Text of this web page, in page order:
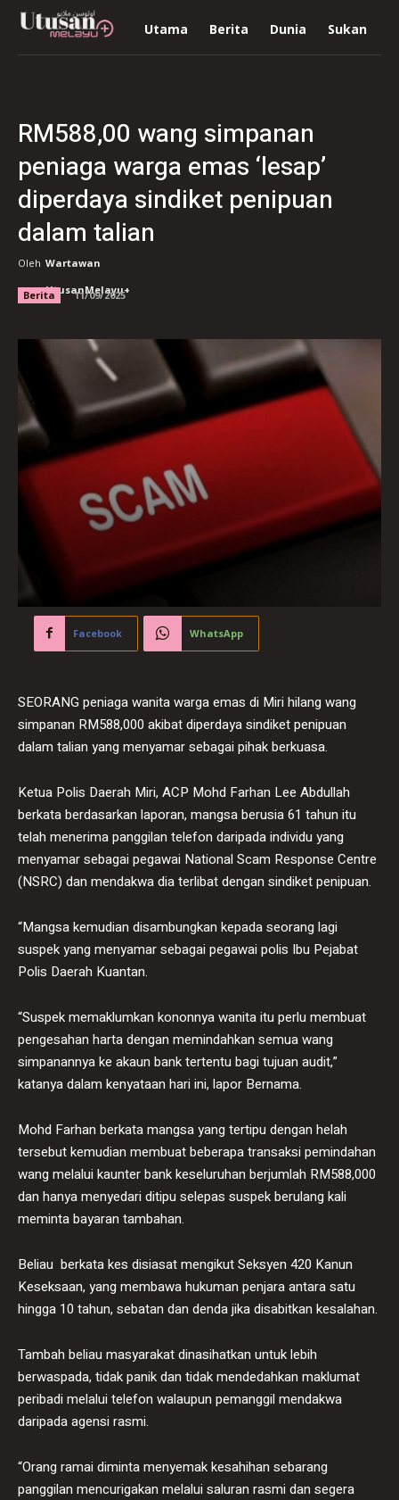
Utama Berita Dunia Sukan
RM588,00 wang simpanan
peniaga warga emas ‘lesap’
diperdaya sindiket penipuan
dalam talian
Oleh Wartawan
UtusanMelayu+
Berita 11/09/2025
Facebook WhatsApp
SEORANG peniaga wanita warga emas di Miri hilang wang
simpanan RM588,000 akibat diperdaya sindiket penipuan
dalam talian yang menyamar sebagai pihak berkuasa.
Ketua Polis Daerah Miri, ACP Mohd Farhan Lee Abdullah
berkata berdasarkan laporan, mangsa berusia 61 tahun itu
telah menerima panggilan telefon daripada individu yang
menyamar sebagai pegawai National Scam Response Centre
(NSRC) dan mendakwa dia terlibat dengan sindiket penipuan.
“Mangsa kemudian disambungkan kepada seorang lagi
suspek yang menyamar sebagai pegawai polis Ibu Pejabat
Polis Daerah Kuantan.
“Suspek memaklumkan kononnya wanita itu perlu membuat
pengesahan harta dengan memindahkan semua wang
simpanannya ke akaun bank tertentu bagi tujuan audit,”
katanya dalam kenyataan hari ini, lapor Bernama.
Mohd Farhan berkata mangsa yang tertipu dengan helah
tersebut kemudian membuat beberapa transaksi pemindahan
wang melalui kaunter bank keseluruhan berjumlah RM588,000
dan hanya menyedari ditipu selepas suspek berulang kali
meminta bayaran tambahan.
Beliau berkata kes disiasat mengikut Seksyen 420 Kanun
Keseksaan, yang membawa hukuman penjara antara satu
hingga 10 tahun, sebatan dan denda jika disabitkan kesalahan.
Tambah beliau masyarakat dinasihatkan untuk lebih
berwaspada, tidak panik dan tidak mendedahkan maklumat
peribadi melalui telefon walaupun pemanggil mendakwa
daripada agensi rasmi.
“Orang ramai diminta menyemak kesahihan sebarang
panggilan mencurigakan melalui saluran rasmi dan segera